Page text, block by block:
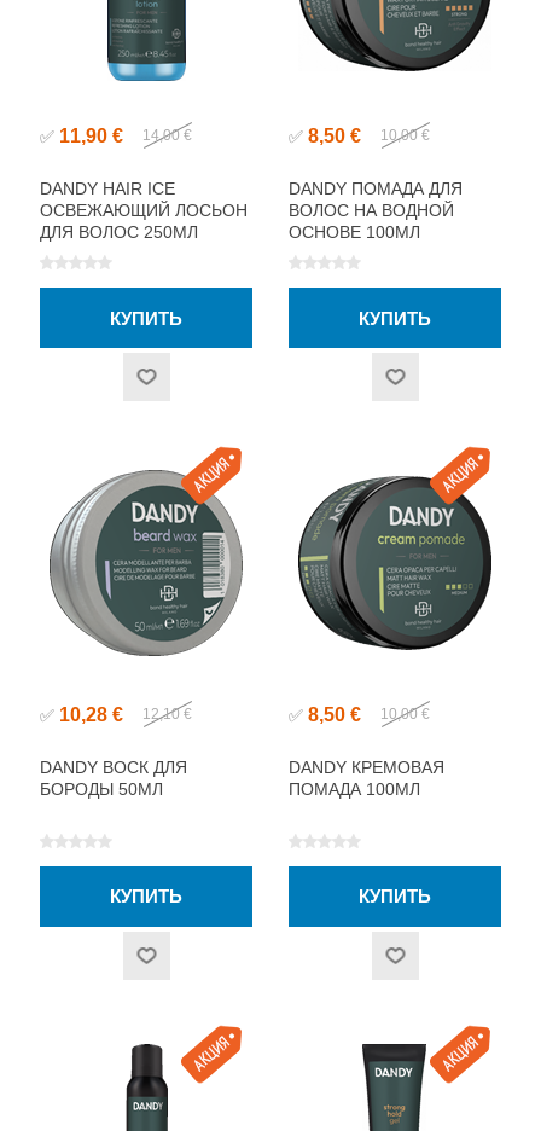
✅ 11,90 € 14,00 €
DANDY HAIR ICE
ОСВЕЖАЮЩИЙ ЛОСЬОН
ДЛЯ ВОЛОС 250МЛ
✅ 8,50 € 10,00 €
DANDY ПОМАДА ДЛЯ
ВОЛОС НА ВОДНОЙ
ОСНОВЕ 100МЛ
✅ 10,28 € 12,10 €
DANDY ВОСК ДЛЯ
БОРОДЫ 50МЛ
✅ 8,50 € 10,00 €
DANDY КРЕМОВАЯ
ПОМАДА 100МЛ